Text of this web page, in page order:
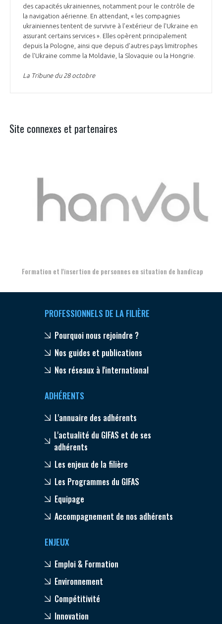
des capacités ukrainiennes, notamment pour le contrôle de
la navigation aérienne. En attendant, « les compagnies
ukrainiennes tentent de survivre à l'extérieur de l'Ukraine en
assurant certains services ». Elles opèrent principalement
depuis la Pologne, ainsi que depuis d'autres pays limitrophes
de l'Ukraine comme la Moldavie, la Slovaquie ou la Hongrie.
La Tribune du 28 octobre
Site connexes et partenaires
Formation et l'insertion de personnes en situation de handicap
PROFESSIONNELS DE LA FILIÈRE
Pourquoi nous rejoindre ?
Nos guides et publications
Nos réseaux à l'international
ADHÉRENTS
L'annuaire des adhérents
L'actualité du GIFAS et de ses
adhérents
Les enjeux de la filière
Les Programmes du GIFAS
Equipage
Accompagnement de nos adhérents
ENJEUX
Emploi & Formation
Environnement
Compétitivité
Innovation